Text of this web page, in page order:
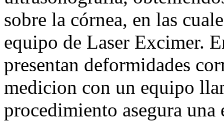
sobre la córnea, en las
equipo de Laser Excimer.
presentan deformidades
medicion con un equipo
procedimiento asegura